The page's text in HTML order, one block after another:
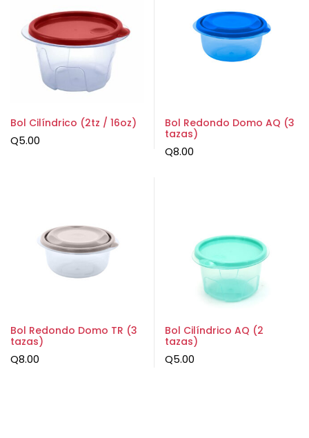
Bol Cilíndrico (2tz / 16oz)
Q5.00
Bol Redondo Domo AQ (3
tazas)
Q8.00
Bol Redondo Domo TR (3
tazas)
Q8.00
Bol Cilíndrico AQ (2
tazas)
Q5.00